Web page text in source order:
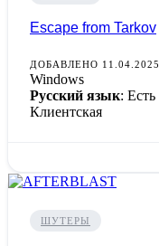
Escape from Tarkov
ДОБАВЛЕНО 11.04.2025
Windows
Русский язык: Есть
Клиентская
ШУТЕРЫ